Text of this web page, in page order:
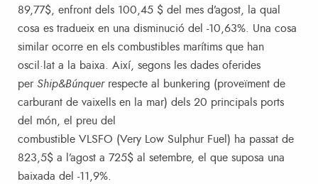
89,77$, enfront dels 100,45 $ del mes d’agost, la qual
cosa es tradueix en una disminució del -10,63%. Una cosa
similar ocorre en els combustibles marítims que han
oscil·lat a la baixa. Així, segons les dades oferides
per Ship&Búnquerrespecte al bunkering (proveïment de
carburant de vaixells en la mar) dels 20 principals ports
del món, el preu del
combustible VLSFO (Very Low Sulphur Fuel) ha passat de
823,5$ a l’agost a 725$ al setembre, el que suposa una
baixada del -11,9%.